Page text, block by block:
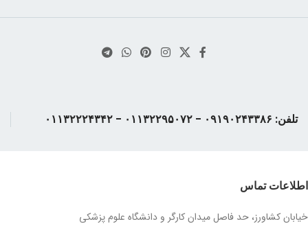
تلفن: ۰۹۱۹۰۲۴۳۳۸۶ - ۰۱۱۳۲۲۹۵۰۷۲ - ۰۱۱۳۲۲۲۴۳۴۲
اطلاعات تماس
خیابان کشاورز، حد فاصل میدان کارگر و دانشگاه علوم پزشکی